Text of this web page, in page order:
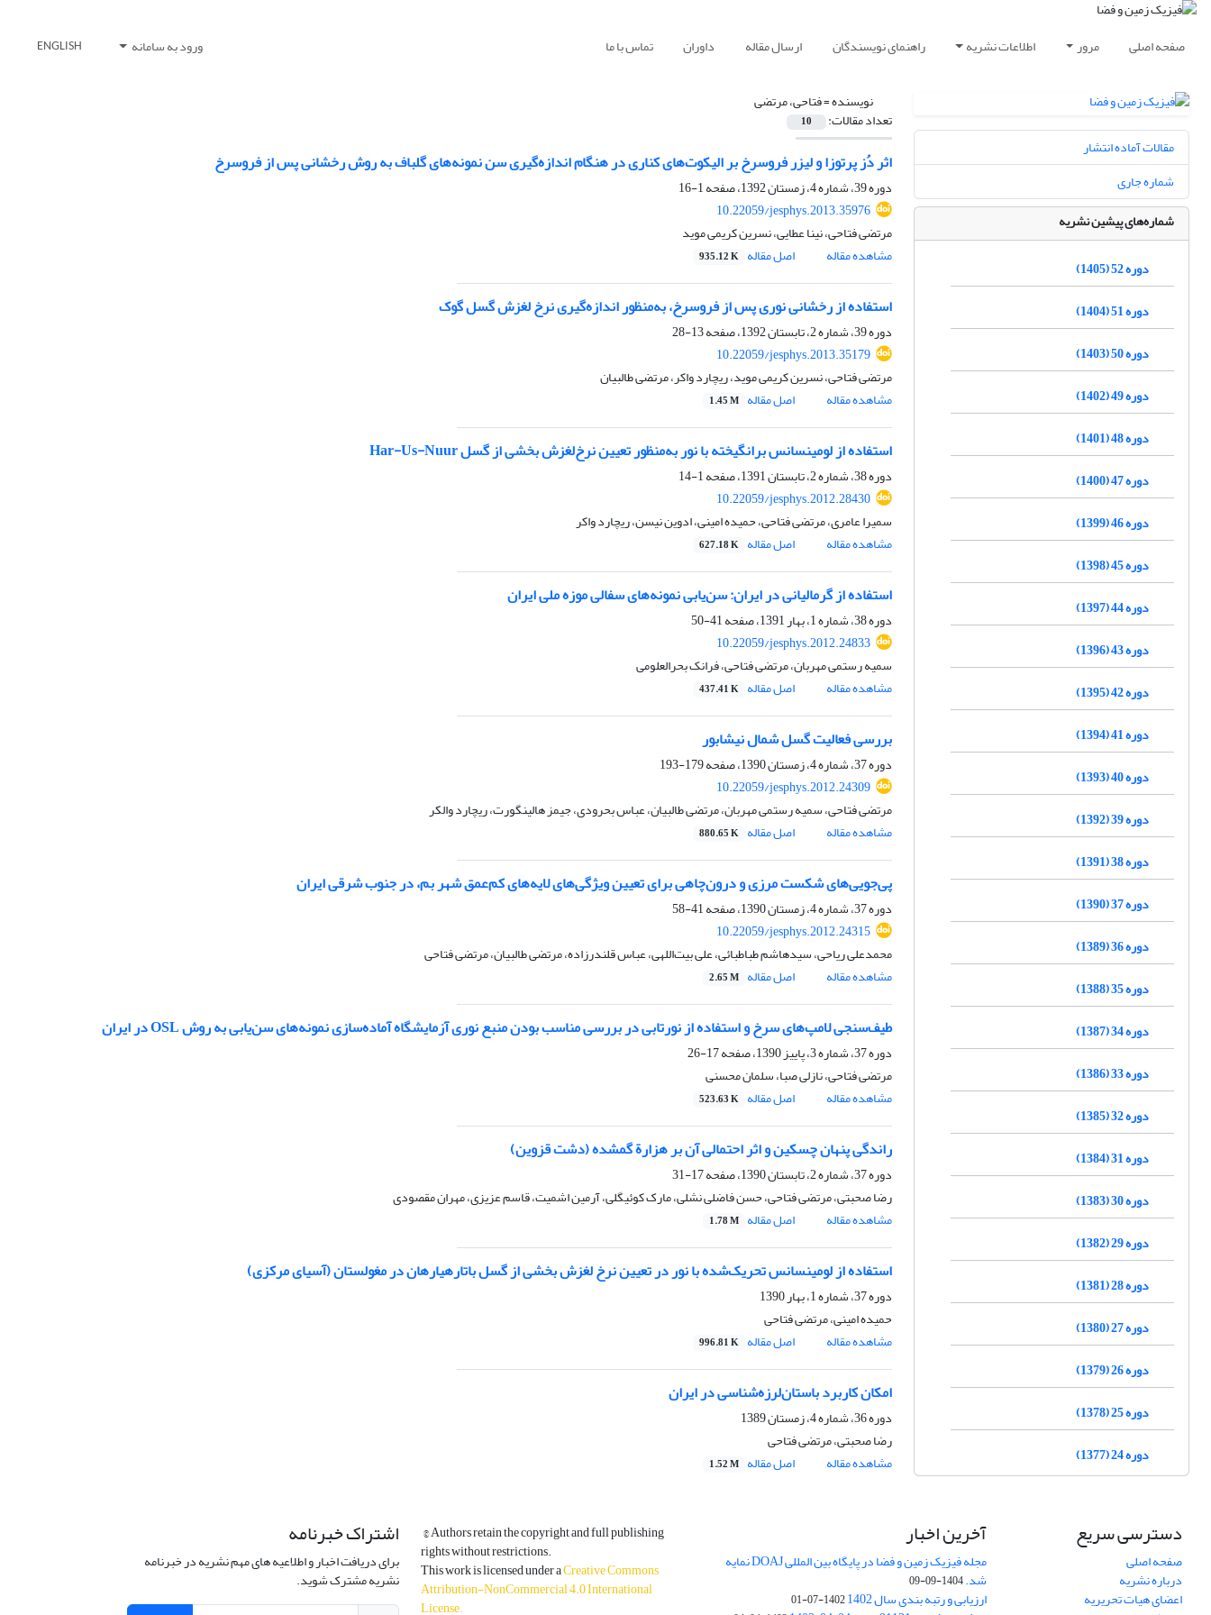
صفحه اصلی مرور اطلاعات نشریه راهنمای نویسندگان ارسال مقاله داوران تماس با ما ورود به سامانه ENGLISH
نویسنده =فتاحی، مرتضی
تعداد مقالات: 10
اثر دُز پرتوزا و لیزر فروسرخ بر الیکوت‌‌های کناری در هنگام اندازه‌گیری سن نمونه‌‌های گلباف به روش رخشانی پس از فروسرخ
دوره 39، شماره 4، زمستان 1392، صفحه
1-16
10.22059/jesphys.2013.35976
مرتضی فتاحی، نینا عطایی، نسرین کریمی موید
مشاهده مقاله
اصل مقاله 935.12 K
استفاده از رخشانی نوری پس از فروسرخ، به‌منظور اندازه‌گیری نرخ لغزش گسل گوک
دوره 39، شماره 2، تابستان 1392، صفحه
13-28
10.22059/jesphys.2013.35179
مرتضی فتاحی، نسرین کریمی موید، ریچارد واکر، مرتضی طالبیان
مشاهده مقاله
اصل مقاله 1.45 M
استفاده از لومینسانس برانگیخته با نور به‌منظور تعیین نرخ‌لغزش بخشی از گسل Har-Us-Nuur
دوره 38، شماره 2، تابستان 1391، صفحه
1-14
10.22059/jesphys.2012.28430
سمیرا عامری، مرتضی فتاحی، حمیده امینی، ادوین نیسن، ریچارد واکر
مشاهده مقاله
اصل مقاله 627.18 K
استفاده از گرمالیانی در ایران: سن‌یابی نمونه‌های سفالی موزه ملی ایران
دوره 38، شماره 1، بهار 1391، صفحه
41-50
10.22059/jesphys.2012.24833
سمیه رستمی مهربان، مرتضی فتاحی، فرانک بحرالعلومی
مشاهده مقاله
اصل مقاله 437.41 K
بررسی فعالیت گسل شمال نیشابور
دوره 37، شماره 4، زمستان 1390، صفحه
179-193
10.22059/jesphys.2012.24309
مرتضی فتاحی، سمیه رستمی مهربان، مرتضی طالبیان، عباس بحرودی، جیمز هالینگورت، ریچارد والکر
مشاهده مقاله
اصل مقاله 880.65 K
پی‌‌جویی‌‌های شکست مرزی و درون‌‌چاهی برای تعیین ویژگی‌های لایه‌‌های کم‌‌عمق شهر بم، در جنوب شرقی ایران
دوره 37، شماره 4، زمستان 1390، صفحه
41-58
10.22059/jesphys.2012.24315
محمد‌‌علی ریاحی، سیدهاشم طباطبائی، علی بیت‌‌اللهی، عباس قلندرزاده، مرتضی طالبیان، مرتضی فتاحی
مشاهده مقاله
اصل مقاله 2.65 M
طیف‌سنجی لامپ‌های سرخ و استفاده از نورتابی در بررسی مناسب بودن منبع نوری آزمایشگاه آماده‌‌سازی نمونه‌‌های سن‌‌یابی به روش OSL در ایران
دوره 37، شماره 3، پاییز 1390، صفحه
17-26
مرتضی فتاحی، نازلی صبا، سلمان محسنی
مشاهده مقاله
اصل مقاله 523.63 K
راندگی پنهان چسکین و اثر احتمالی آن بر هزارة گمشده (دشت قزوین)
دوره 37، شماره 2، تابستان 1390، صفحه
17-31
رضا صحبتی، مرتضی فتاحی، حسن فاضلی نشلی، مارک کوئیگلی، آرمین اشمیت، قاسم عزیزی، مهران مقصودی
مشاهده مقاله
اصل مقاله 1.78 M
استفاده از لومینسانس تحریک‌شده با نور در تعیین نرخ ‌لغزش بخشی از گسل باتارهیارهان در مغولستان (آسیای مرکزی)
دوره 37، شماره 1، بهار 1390
حمیده امینی، مرتضی فتاحی
مشاهده مقاله
اصل مقاله 996.81 K
امکان کاربرد باستان‌لرزه‌شناسی در ایران
دوره 36، شماره 4، زمستان 1389
رضا صحبتی، مرتضی فتاحی
مشاهده مقاله
اصل مقاله 1.52 M
مقالات آماده انتشار
شماره جاری
شماره‌های پیشین نشریه
دوره 52 (1405)
دوره 51 (1404)
دوره 50 (1403)
دوره 49 (1402)
دوره 48 (1401)
دوره 47 (1400)
دوره 46 (1399)
دوره 45 (1398)
دوره 44 (1397)
دوره 43 (1396)
دوره 42 (1395)
دوره 41 (1394)
دوره 40 (1393)
دوره 39 (1392)
دوره 38 (1391)
دوره 37 (1390)
دوره 36 (1389)
دوره 35 (1388)
دوره 34 (1387)
دوره 33 (1386)
دوره 32 (1385)
دوره 31 (1384)
دوره 30 (1383)
دوره 29 (1382)
دوره 28 (1381)
دوره 27 (1380)
دوره 26 (1379)
دوره 25 (1378)
دوره 24 (1377)
دسترسی سریع
صفحه اصلی
درباره نشریه
اعضای هیات تحریریه
آخرین اخبار
مجله فیزیک زمین و فضا در پایگاه بین المللی DOAJ نمایه
شد.1404-09-09
ارزیابی و رتبه بندی سال 1402 1402-07-01
© Authors retain the copyright and full publishing
rights without restrictions.
This work is licensed under aCreative Commons
Attribution-NonCommercial 4.0 International
License.
اشتراک خبرنامه
برای دریافت اخبار و اطلاعیه های مهم نشریه در خبرنامه
نشریه مشترک شوید.